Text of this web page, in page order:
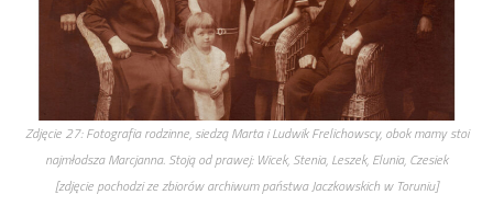
Zdjęcie 27:Fotografia rodzinne, siedzą Marta i Ludwik Frelichowscy, obok mamy stoi
najmłodsza Marcjanna. Stoją od prawej: Wicek, Stenia, Leszek, Elunia, Czesiek
[zdjęcie pochodzi ze zbiorów archiwum państwa Jaczkowskich w Toruniu]